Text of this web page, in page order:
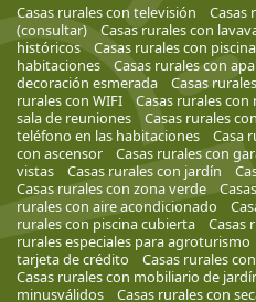
Casas rurales con televisión
Casas
(consultar)
Casas rurales con
históricos
Casas rurales con piscina
habitaciones
Casas rurales con
decoración esmerada
Casas
rurales con WIFI
Casas rurales
sala de reuniones
Casas rurales
teléfono en las habitaciones
Casa
con ascensor
Casas rurales con
vistas
Casas rurales con jardín
Casas rurales con zona verde
rurales con aire acondicionado
rurales con piscina cubierta
Casas
rurales especiales para agroturismo
tarjeta de crédito
Casas rurales
Casas rurales con mobiliario de
minusválidos
Casas rurales con